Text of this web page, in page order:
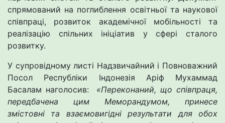
спрямований на поглиблення освітньої та наукової
співпраці, розвиток академічної мобільності та
реалізацію спільних ініціатив у сфері сталого
розвитку.
У супровідному листі Надзвичайний і Повноважний
Посол Республіки Індонезія Аріф Мухаммад
Басалам наголосив:
«Переконаний, що співпраця,
передбачена цим Меморандумом, принесе
змістовні та взаємовигідні результати для обох